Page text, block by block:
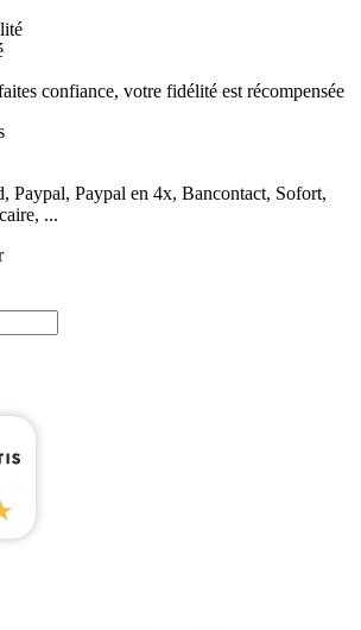
confiance, votre fidélité est récompensée
Paypal, Paypal en 4x, Bancontact, Sofort,
...